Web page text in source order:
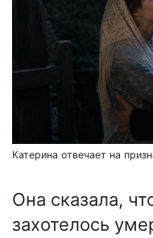
Катерина отвечает на
Она сказала,
захотелось